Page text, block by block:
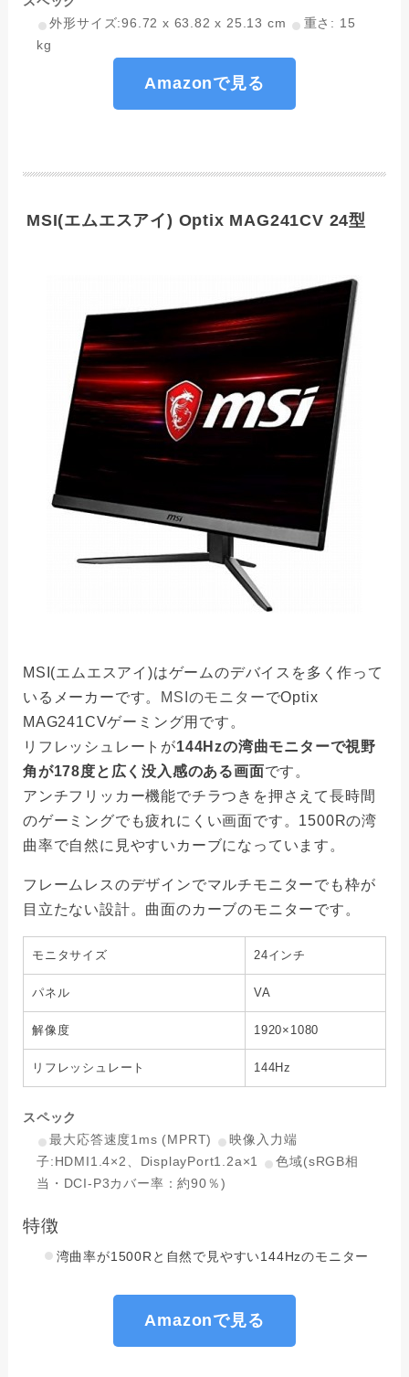
外形サイズ:‎96.72 x 63.82 x 25.13 cm
重さ: 15
kg
Amazonで見る
MSI(エムエスアイ) Optix MAG241CV 24型
MSI(エムエスアイ)はゲームのデバイスを多く作って
いるメーカーです。
MSIのモニターでOptix
MAG241CVゲーミング用です。
リフレッシュレートが144Hzの湾曲モニターで視野
角が178度と広く没入感のある画面です。
アンチフリッカー機能でチラつきを押さえて長時間
のゲーミングでも疲れにくい画面です。1500Rの湾
曲率で自然に見やすいカーブになっています。
フレームレスのデザインでマルチモニターでも枠が
目立たない設計。曲面のカーブのモニターです。
モニタサイズ 24インチ
パネル VA
解像度 1920×1080
リフレッシュレート 144Hz
スペック
最大応答速度1ms (MPRT)
映像入力端
子:HDMI1.4×2、DisplayPort1.2a×1
色域(sRGB相
当・DCI-P3カバー率：約90％)
特徴
湾曲率が1500Rと自然で見やすい144Hzのモニター
Amazonで見る